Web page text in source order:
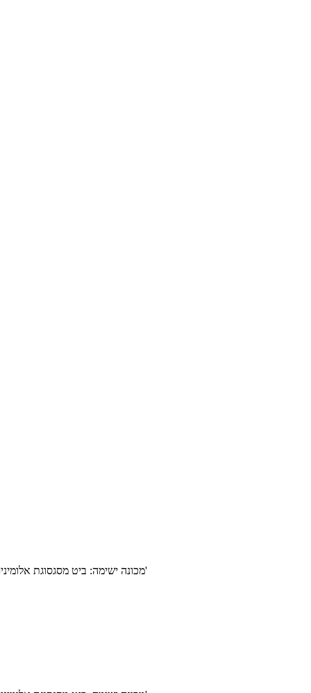
מכונה ישימה: ביט מסגסוגת אלומיניום משמש במיוחד לעיבוד ביט מסגסוגת אלומיניום, מתאים למרכזי עיבוד, מחרטות, מכונות קידוח.מכונה משעממת וכלי מכונות מיוחדים וכו'